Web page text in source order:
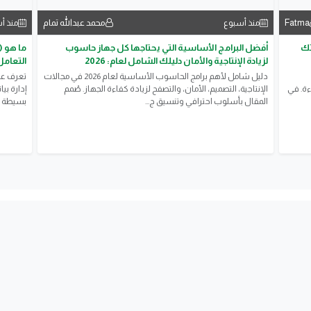
Fatma
وفّر وقتك
في
منذ أسبوع محمد عبدالله تمام
أفضل البرامج الأساسية التي يحتاجها كل جهاز حاسوب
لزيادة الإنتاجية والأمان دليلك الشامل لعام: 2026
دليل شامل لأهم برامج الحاسوب الأساسية لعام 2026 في مجالات
الإنتاجية، التصميم، الأمان، والتصفح لزيادة كفاءة الجهاز. صُمم
المقال بأسلوب احترافي وتنسيق ج...
منذ
بسيطة